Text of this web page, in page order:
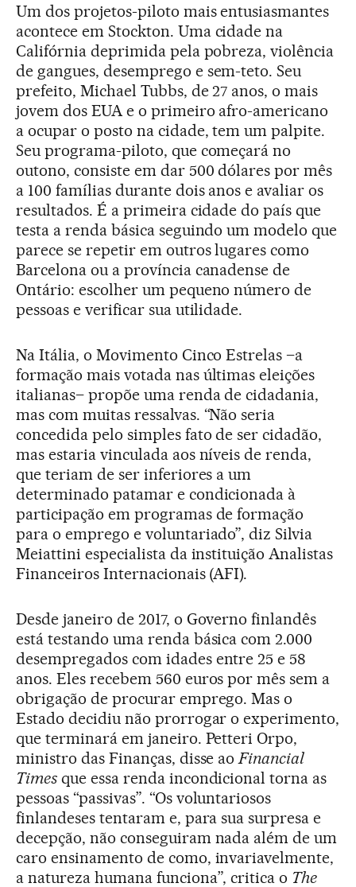
Um dos projetos-piloto mais entusiasmantes
acontece em Stockton. Uma cidade na
Califórnia deprimida pela pobreza, violência
de gangues, desemprego e sem-teto. Seu
prefeito, Michael Tubbs, de 27 anos, o mais
jovem dos EUA e o primeiro afro-americano
a ocupar o posto na cidade, tem um palpite.
Seu programa-piloto, que começará no
outono, consiste em dar 500 dólares por mês
a 100 famílias durante dois anos e avaliar os
resultados. É a primeira cidade do país que
testa a renda básica seguindo um modelo que
parece se repetir em outros lugares como
Barcelona ou a província canadense de
Ontário: escolher um pequeno número de
pessoas e verificar sua utilidade.
Na Itália, o Movimento Cinco Estrelas –a
formação mais votada nas últimas eleições
italianas– propõe uma renda de cidadania,
mas com muitas ressalvas. “Não seria
concedida pelo simples fato de ser cidadão,
mas estaria vinculada aos níveis de renda,
que teriam de ser inferiores a um
determinado patamar e condicionada à
participação em programas de formação
para o emprego e voluntariado”, diz Silvia
Meiattini especialista da instituição Analistas
Financeiros Internacionais (AFI).
Desde janeiro de 2017, o Governo finlandês
está testando uma renda básica com 2.000
desempregados com idades entre 25 e 58
anos. Eles recebem 560 euros por mês sem a
obrigação de procurar emprego. Mas o
Estado decidiu não prorrogar o experimento,
que terminará em janeiro. Petteri Orpo,
ministro das Finanças, disse aoFinancial
Timesque essa renda incondicional torna as
pessoas “passivas”. “Os voluntariosos
finlandeses tentaram e, para sua surpresa e
decepção, não conseguiram nada além de um
caro ensinamento de como, invariavelmente,
a natureza humana funciona”, critica o The